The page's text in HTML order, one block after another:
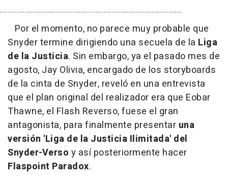
Por el momento, no parece muy probable que
Snyder termine dirigiendo una secuela de la Liga
de la Justicia. Sin embargo, ya el pasado mes de
agosto, Jay Olivia, encargado de los storyboards
de la cinta de Snyder, reveló en una entrevista
que el plan original del realizador era que Eobar
Thawne, el Flash Reverso, fuese el gran
antagonista, para finalmente presentar una
versión 'Liga de la Justicia Ilimitada' del
Snyder-Verso y así posteriormente hacer
Flaspoint Paradox.